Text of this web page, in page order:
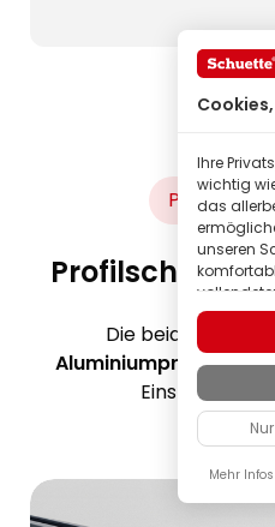
Plissee
Profilschienen
Die beiden im
Aluminiumprofile
Einstellung
Ihre
wichtig
das
unseren
damit Sie
können.
Einige
damit
Mehr